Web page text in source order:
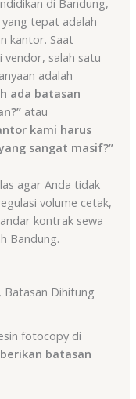
di Bandung,
yang tepat adalah
kantor. Saat
salah satu
adalah
ada batasan
atau
kami harus
sangat masif?”
agar Anda tidak
volume cetak,
kontrak sewa
Bandung.
Batasan Dihitung
fotocopy di
batasan